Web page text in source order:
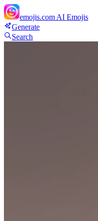
emojis.com AI Emojis
Generate
Search